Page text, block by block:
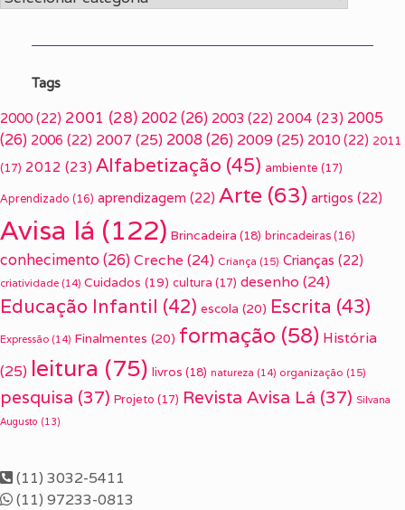
Tags
2000 (22) 2001 (28) 2002(26) 2003 (22) 2004 (23) 2005
(26) 2006 (22) 2007 (25) 2008(26) 2009(25) 2010 (22) 2011
(17) 2012 (23) Alfabetização (45) ambiente (17)
Aprendizado (16) aprendizagem (22) Arte (63) artigos (22)
Avisa lá (122) Brincadeira (18) brincadeiras (16)
conhecimento(26) Creche (24) Criança (15) Crianças (22)
criatividade (14) Cuidados (19) cultura (17) desenho (24)
Educação Infantil (42) escola (20) Escrita (43)
Expressão (14) Finalmentes (20) formação (58) História
(25) leitura (75) livros (18) natureza (14) organização (15)
pesquisa (37) Projeto (17) Revista Avisa Lá (37) Silvana
Augusto (13)
(11) 3032-5411
(11) 97233-0813